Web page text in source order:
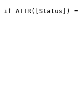
if ATTR([Status]) =